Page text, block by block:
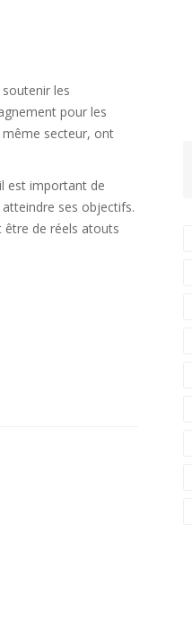
les
pour les
même secteur, ont
est important de
ses objectifs.
être de réels atouts